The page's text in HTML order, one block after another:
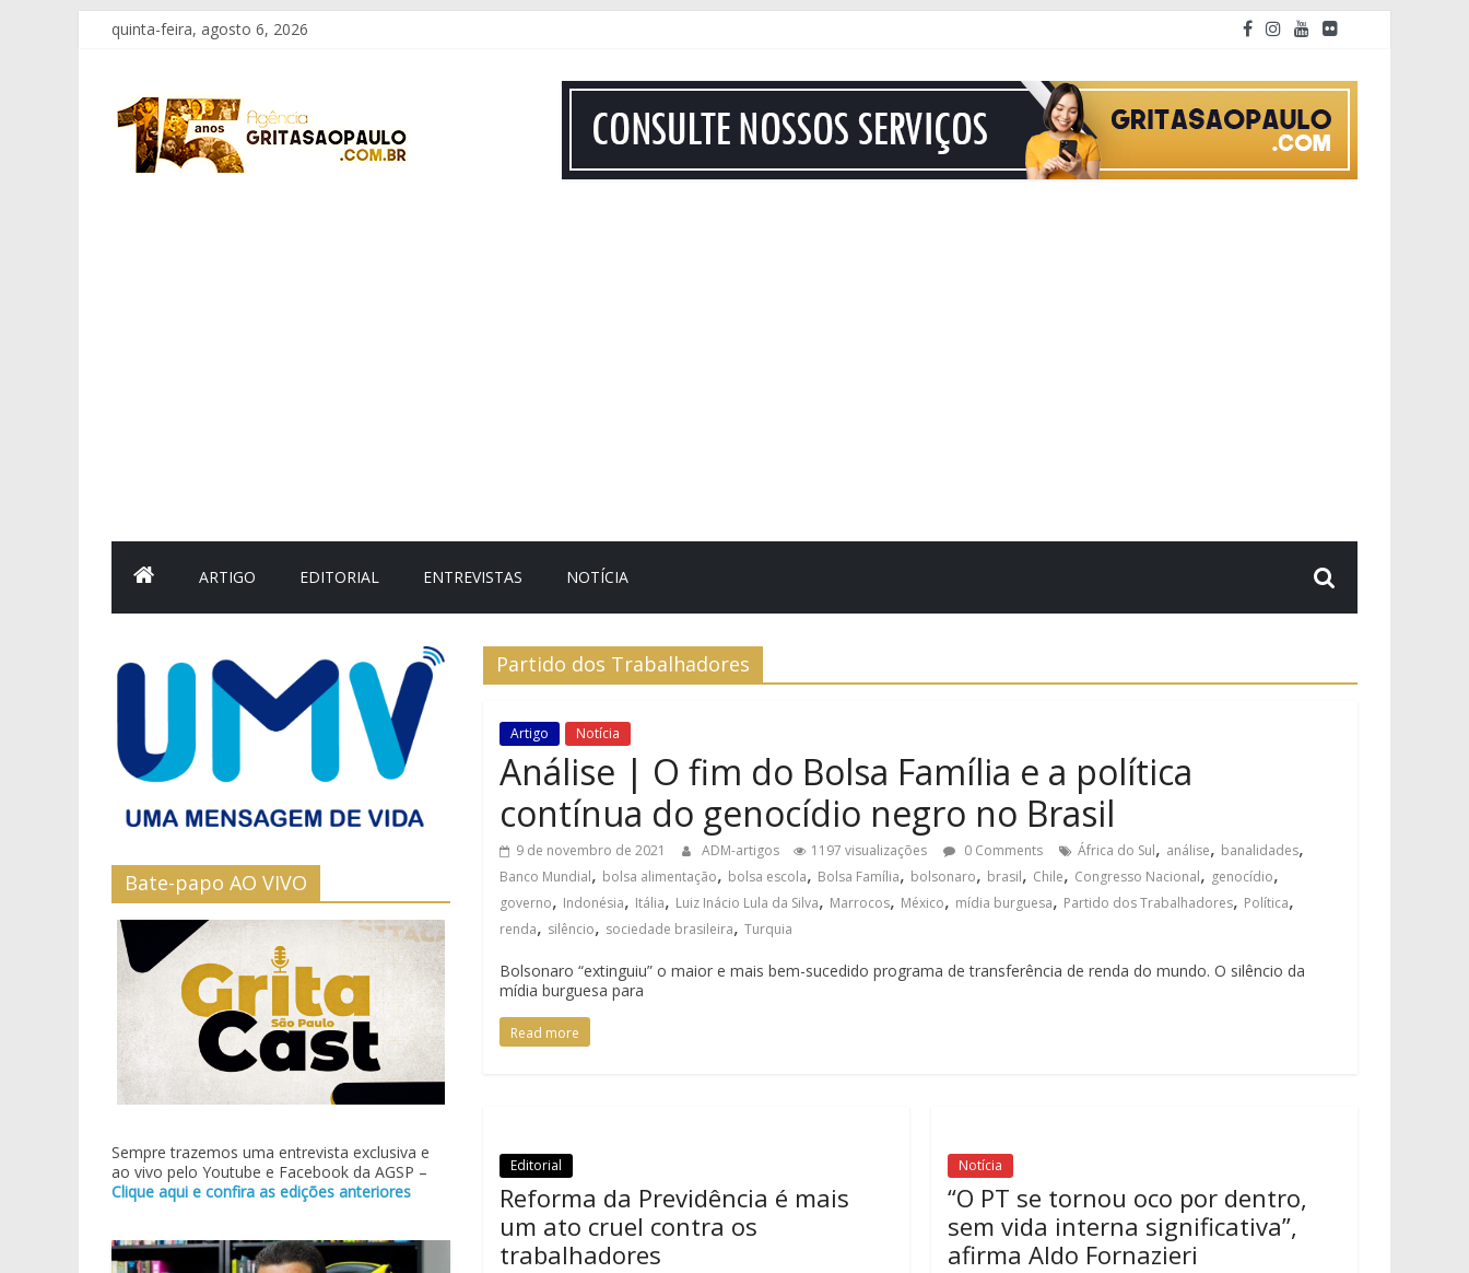
Pular
para
conteúdo
quinta-feira, agosto 6, 2026
Grita
São
ARTIGO EDITORIAL ENTREVISTAS NOTÍCIA
Partido dos Trabalhadores
Artigo Notícia
Análise | O fim do Bolsa Família e a política
contínua do genocídio negro no Brasil
9 de novembro de 2021 ADM-artigos 1197 visualizações 0 Comments África do Sul, análise, banalidades,
Banco Mundial, bolsa alimentação, bolsa escola, Bolsa Família, bolsonaro, brasil, Chile, Congresso Nacional, genocídio,
governo, Indonésia, Itália, Luiz Inácio Lula da Silva, Marrocos, México, mídia burguesa, Partido dos Trabalhadores, Política,
renda, silêncio, sociedade brasileira, Turquia
Bolsonaro “extinguiu” o maior e mais bem-sucedido programa de transferência de renda do mundo. O silêncio da
mídia burguesa para
Read more
Editorial
Reforma da Previdência é mais
um ato cruel contra os
trabalhadores
Notícia
“O PT se tornou oco por dentro,
sem vida interna significativa”,
afirma Aldo Fornazieri
Bate-papo AO VIVO
Sempre trazemos uma entrevista exclusiva e
ao vivo pelo Youtube e Facebook da AGSP –
Clique aqui e confira as edições anteriores